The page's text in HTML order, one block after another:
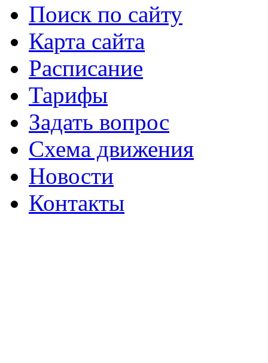
Поиск по сайту
Карта сайта
Расписание
Тарифы
Задать вопрос
Схема движения
Новости
Контакты